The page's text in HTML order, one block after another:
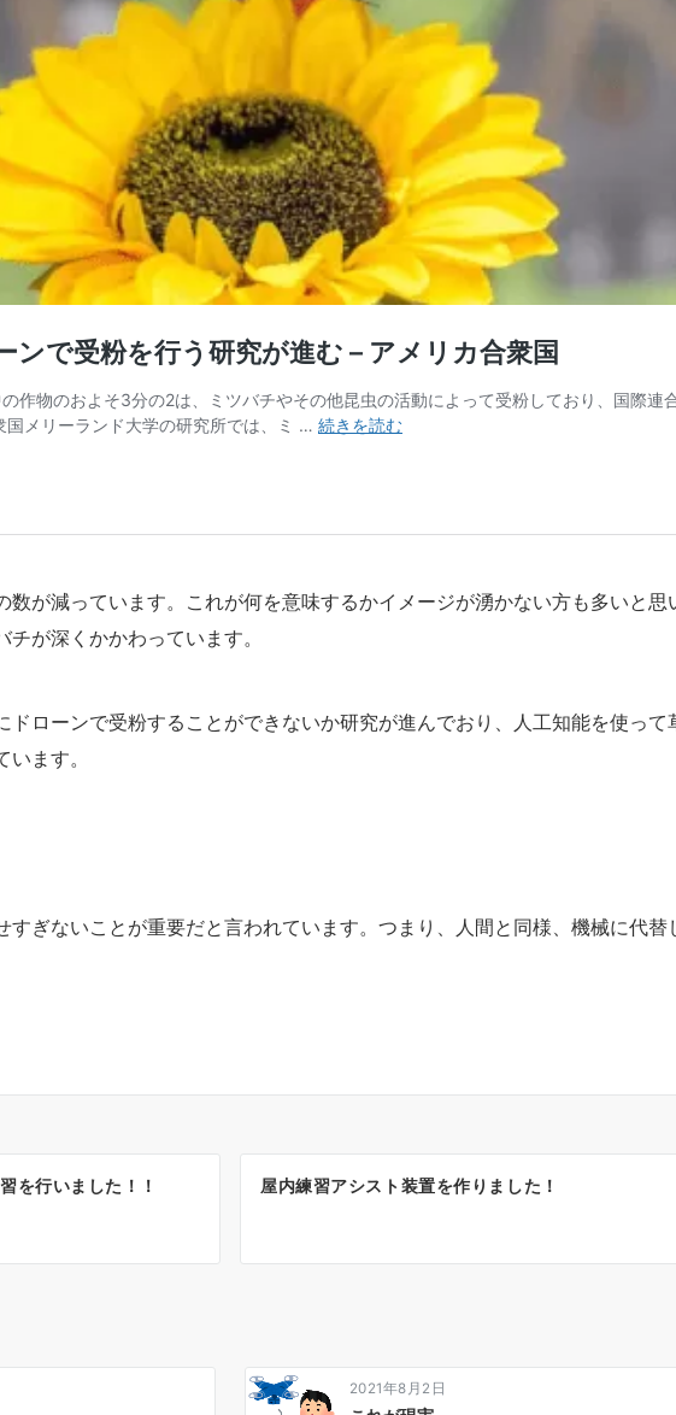
が減っています。これが何を意味するかイメージが湧かない方も多いと
が深くかかわっています。
ローンで受粉することができないか研究が進んでおり、人工知能を使っ
ます。
ぎないことが重要だと言われています。つまり、人間と同様、機械に代
を行いました！！ 屋内練習アシスト装置を作りました！
2021年8月2日